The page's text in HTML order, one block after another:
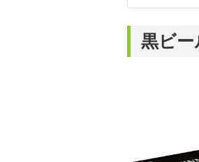
黒ビー